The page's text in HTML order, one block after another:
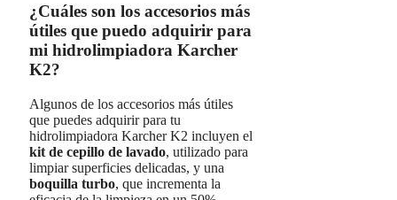
¿Cuáles son los accesorios más
útiles que puedo adquirir para
mi hidrolimpiadora Karcher
K2?
Algunos de los accesorios más útiles
que puedes adquirir para tu
hidrolimpiadora Karcher K2 incluyen el
kit de cepillo de lavado, utilizado para
limpiar superficies delicadas, y una
boquilla turbo, que incrementa la